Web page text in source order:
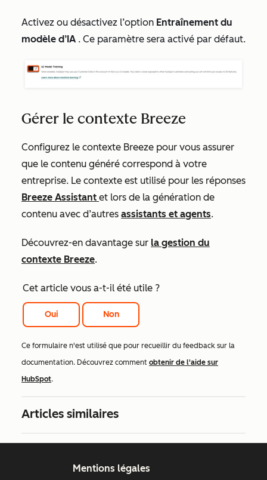
Activez ou désactivez l’option Entraînement du
modèle d’IA . Ce paramètre sera activé par défaut.
Gérer le contexte Breeze
Configurez le contexte Breeze pour vous assurer
que le contenu généré correspond à votre
entreprise. Le contexte est utilisé pour les réponses
Breeze Assistant et lors de la génération de
contenu avec d’autres assistants et agents.
Découvrez-en davantage sur la gestion du
contexte Breeze.
Cet article vous a-t-il été utile ?
Oui Non
Ce formulaire n'est utilisé que pour recueillir du feedback sur la
documentation. Découvrez comment obtenir de l'aide sur
HubSpot.
Articles similaires
Mentions légales